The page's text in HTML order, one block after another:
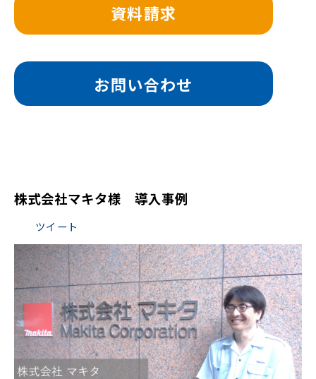
セミナー
資料請求
お問い合わせ
株式会社マキタ様　導入事例
ツイート